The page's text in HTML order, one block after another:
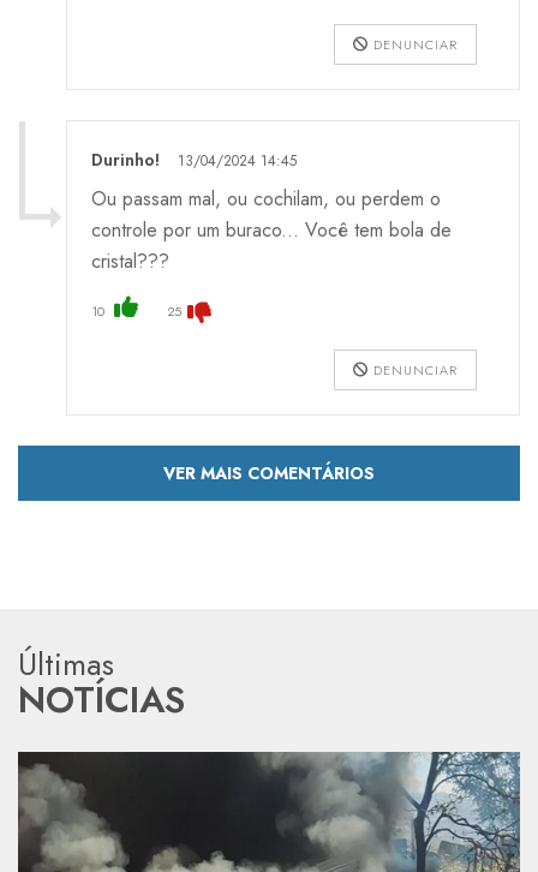
DENUNCIAR
Durinho! 13/04/2024 14:45
Ou passam mal, ou cochilam, ou perdem o
controle por um buraco... Você tem bola de
cristal???
10 25
DENUNCIAR
VER MAIS COMENTÁRIOS
Últimas
NOTÍCIAS